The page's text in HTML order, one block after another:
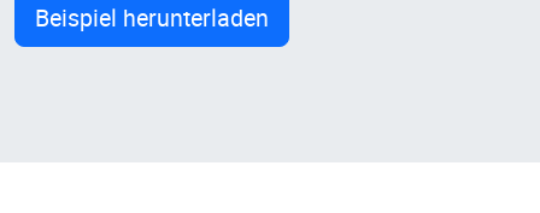
Beispiel herunterladen